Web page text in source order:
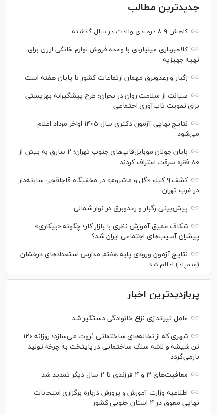
جدیدترین مطالب
کاهش ۸.۹ درصدی ولادت در سال گذشته
کلاهبرداری میلیاردی با وعده فروش لوازم خانگی ارزان برای
تهیه جهیزیه
رگبار و رعدوبرق مهمان ارتفاعات کشور تا پایان هفته است
صیانت از سلامت روان در بحران؛ طرح پیشگیرانه بهزیستی
برای تقویت تاب‌آوری اجتماعی
نتایج نهایی آزمون دکتری سال ۱۴۰۵ اواخر مرداد اعلام
می‌شود
پایان جولان موبایل‌قاپ‌های جنوب تهران؛ ۲ سارق به بیش از
۸۰ فقره سرقت اعتراف کردند
کشف ۹ کیلو «گل و ماشروم» در مخفیگاه قاچاقچی سابقه‌دار
در غرب تهران
پیش‌بینی رگبار و رعدوبرق در نوار شمالی
شکاف عمیق آموزش نظری با بازار کار؛ چگونه «بیکاری»
پیشران آسیب‌های اجتماعی ایران شد؟
نتایج آزمون ورودی پایه هفتم مدارس استعدادهای درخشان
(سمپاد) اعلام شد
پربازدیدترین اخبار
عامل تیراندازی نزاع خانوادگی دستگیر شد
شهری که از نخاله‌های ساختمانی ثروت می‌سازد؛ روزانه ۱۲۰
تن شیشه و لاشه سنگ ساختمانی در پایتخت به چرخه تولید
بازمی‌گردد
معافیت‌های ۳ و ۴ فرزندی تا ۲ سال دیگر تمدید شد
اطلاعیه وزارت آموزش و پرورش درباره برگزاری امتحانات
نهایی معوق در ۴ استان جنوبی کشور